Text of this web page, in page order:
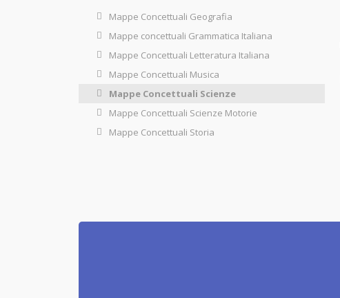
Mappe Concettuali Geografia
Mappe concettuali Grammatica Italiana
Mappe Concettuali Letteratura Italiana
Mappe Concettuali Musica
Mappe Concettuali Scienze
Mappe Concettuali Scienze Motorie
Mappe Concettuali Storia